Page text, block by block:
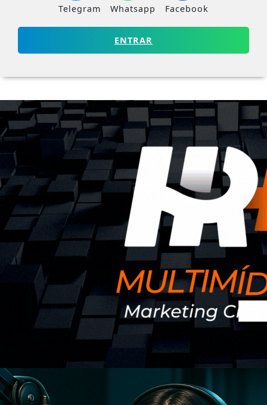
Telegram Whatsapp Facebook
ENTRAR